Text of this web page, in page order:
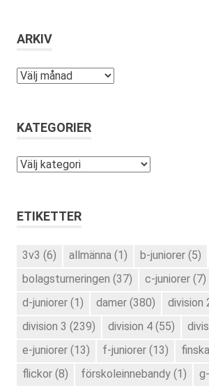
ARKIV
Arkiv
KATEGORIER
Kategorier
ETIKETTER
3v3 (6) allmänna (1) b-juniorer (5)
bolagsturneringen (37) c-juniorer (7)
d-juniorer (1) damer (380) division
division 3 (239) division 4 (55)
e-juniorer (13) f-juniorer (13)
flickor (8) förskoleinnebandy (1)